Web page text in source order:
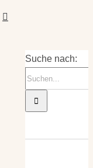
Suche nach: